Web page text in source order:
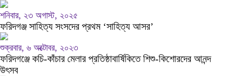
শনিবার, ২৩ অগাস্ট, ২০২৫
ফরিদগঞ্জ সাহিত্য সংসদের প্রথম ‘সাহিত্য আসর’
শুক্রবার, ৬ অক্টোবর, ২০২৩
ফরিদগঞ্জে কচি-কাঁচার মেলার প্রতিষ্ঠাবার্ষিকিতে শিশু-কিশোরদের আনন্দ
উৎসব